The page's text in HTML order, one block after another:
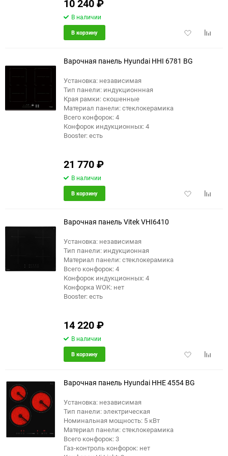
10 240₽
В наличии
Добавить
В корзину
Варочная панель Hyundai HHI 6781 BG
Установка: независимая
Тип панели: индукционнная
Края рамки: скошенные
Материал панели: стеклокерамика
Всего конфорок: 4
Конфорок индукционных: 4
Booster: есть
21 770₽
В наличии
Добавить
В корзину
Варочная панель Vitek VHI6410
Установка: независимая
Тип панели: индукционная
Материал панели: стеклокерамика
Всего конфорок: 4
Конфорок индукционных: 4
Конфорка WOK: нет
Booster: есть
14 220₽
В наличии
Добавить
В корзину
еще 8 фото
Варочная панель Hyundai HHE 4554 BG
Установка: независимая
Тип панели: электрическая
Номинальная мощность: 5 кВт
Материал панели: стеклокерамика
Всего конфорок: 3
Газ-контроль конфорок: нет